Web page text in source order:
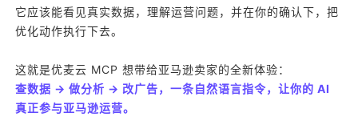
它应该能看见真实数据，理解运营问题，并在你的确认下，把
优化动作执行下去。
这就是优麦云 MCP 想带给亚马逊卖家的全新体验：
查数据 → 做分析 → 改广告，一条自然语言指令，让你的 AI
真正参与亚马逊运营。